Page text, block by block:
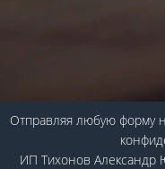
Отправляя любую форму
ИП Тихонов